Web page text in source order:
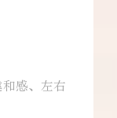
感、左右